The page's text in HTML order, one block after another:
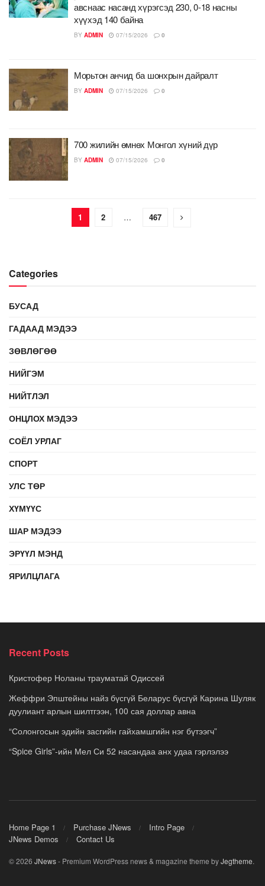
авснаас насанд хүрэгсэд 230, 0-18 насны
хүүхэд 140 байна
BY ADMIN 07/15/2026 0
Морьтон анчид ба шонхрын дайралт
BY ADMIN 07/15/2026 0
700 жилийн өмнөх Монгол хүний дүр
BY ADMIN 07/15/2026 0
1 2 … 467
Categories
БУСАД
ГАДААД МЭДЭЭ
ЗӨВЛӨГӨӨ
НИЙГЭМ
НИЙТЛЭЛ
ОНЦЛОХ МЭДЭЭ
СОЁЛ УРЛАГ
СПОРТ
УЛС ТӨР
ХҮМҮҮС
ШАР МЭДЭЭ
ЭРҮҮЛ МЭНД
ЯРИЛЦЛАГА
Recent Posts
Кристофер Ноланы трауматай Одиссей
Жеффри Эпштейны найз бүсгүй Беларус бүсгүй Карина Шуляк
дуулиант арлын шилтгээн, 100 сая доллар авна
“Солонгосын эдийн засгийн гайхамшгийн нэг бүтээгч”
“Spice Girls”-ийн Мел Си 52 насандаа анх удаа гэрлэлээ
Home Page 1 Purchase JNews
Intro Page
JNews Demos
Contact Us
© 2026 JNews- Premium WordPress news & magazine theme byJegtheme.